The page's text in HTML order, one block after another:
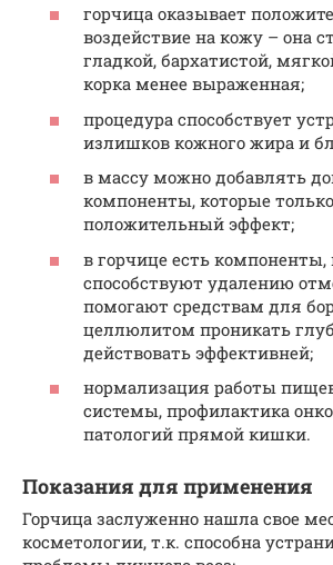
горчица оказывает
воздействие на кожу – она
гладкой, бархатистой,
корка менее выраженная;
процедура способствует
излишков кожного жира и
в массу можно добавлять
компоненты, которые
положительный эффект;
в горчице есть компоненты,
способствуют удалению
помогают средствам для
целлюлитом проникать
действовать эффективней;
нормализация работы
системы, профилактика
патологий прямой кишки.
Показания для применения
Горчица заслуженно нашла свое
косметологии, т.к. способна